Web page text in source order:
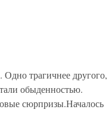
Одно трагичнее другого,
обыденностью.
сюрпризы.Началось